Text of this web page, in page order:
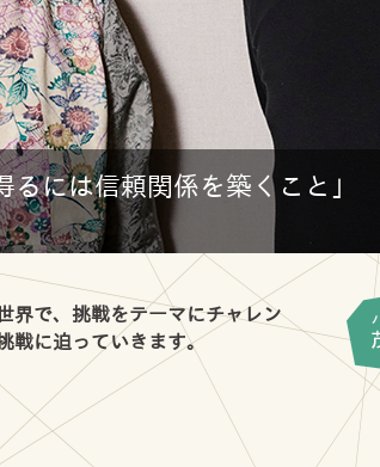
には信頼関係を築くこと」
界で、挑戦をテーマにチャレン
戦に迫っていきます。